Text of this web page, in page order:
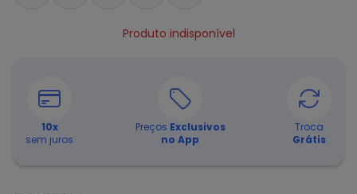
Produto indisponível
10x
sem juros
Preços Exclusivos
no App
Troca
Grátis